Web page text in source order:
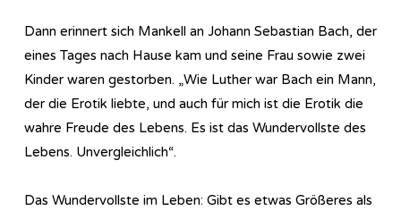
Dann erinnert sich Mankell an Johann Sebastian Bach, der
eines Tages nach Hause kam und seine Frau sowie zwei
Kinder waren gestorben. „Wie Luther war Bach ein Mann,
der die Erotik liebte, und auch für mich ist die Erotik die
wahre Freude des Lebens. Es ist das Wundervollste des
Lebens. Unvergleichlich“.
Das Wundervollste im Leben: Gibt es etwas Größeres als